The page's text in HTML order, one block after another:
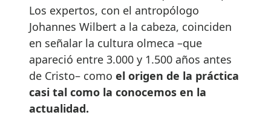
Los expertos, con el antropólogo
Johannes Wilbert a la cabeza, coinciden
en señalar la cultura olmeca –que
apareció entre 3.000 y 1.500 años antes
de Cristo– como el origen de la práctica
casi tal como la conocemos en la
actualidad.